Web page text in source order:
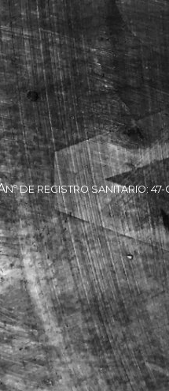
Nº DE REGISTRO SANITARIO: 47-